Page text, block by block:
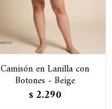
Camisón en Lanilla con
Botones - Beige
$ 2.290